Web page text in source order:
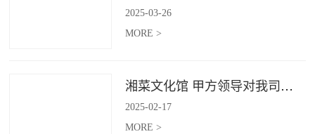
2025-03-26
MORE >
湘菜文化馆 甲方领导对我司授牌
2025-02-17
MORE >